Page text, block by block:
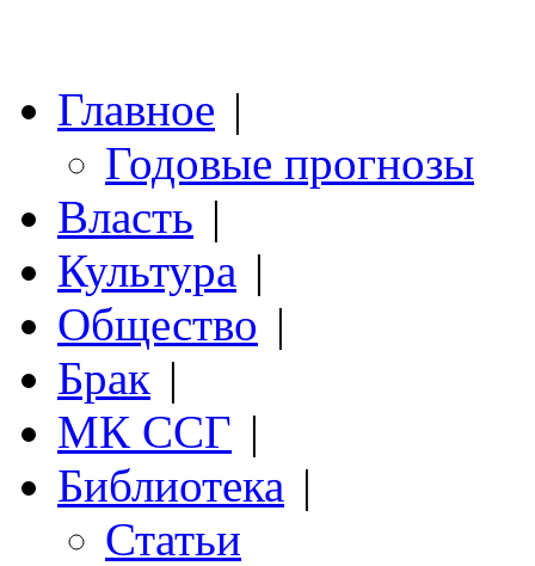
Главное |
Годовые прогнозы
Власть |
Культура |
Общество |
Брак |
МК ССГ |
Библиотека |
Статьи